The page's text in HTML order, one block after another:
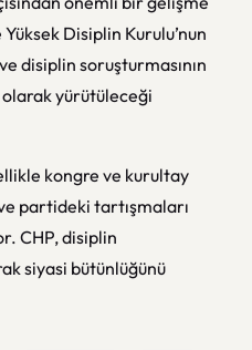
Disiplin Kurulu’nun
disiplin soruşturmasının
yürütüleceği
kongre ve kurultay
partideki tartışmaları
CHP, disiplin
siyasi bütünlüğünü